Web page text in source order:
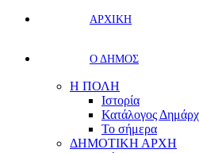
ΑΡΧΙΚΗ
Ο ΔΗΜΟΣ
Η ΠΟΛΗ
Ιστορία
Κατάλογος
Το σήμερα
ΔΗΜΟΤΙΚΗ ΑΡΧΗ